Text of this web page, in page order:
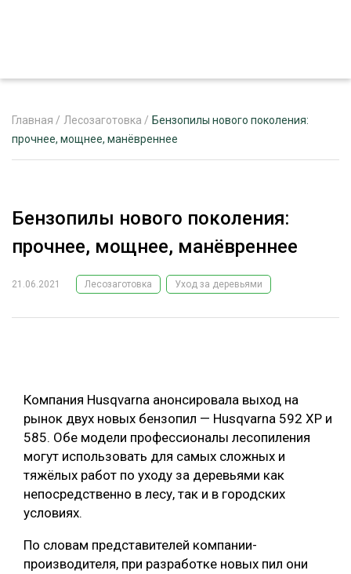
РЕКЛАМОДАТЕЛЯМ
ЛЕСНОЕ ХОЗЯЙСТВО
ЦИФРОВАЯ СРЕДА
БИОЭНЕРГЕТИКА
ЛЕСОВОССТАНОВЛЕНИЕ И ЗАЩИТА
ПРОИЗВОДСТВО ДРЕВЕСНЫХ ПЛИТ
ЦБП
РУБРИКИ
ТЕМАТИЧЕСКИЕ ПРОЕКТЫ
ПОДБОРКИ СТАТЕЙ
Главная / Лесозаготовка / Бензопилы нового поколения:
прочнее, мощнее, манёвреннее
Бензопилы нового поколения:
прочнее, мощнее, манёвреннее
21.06.2021 Лесозаготовка Уход за деревьями
Компания Husqvarna анонсировала выход на
рынок двух новых бензопил — Husqvarna 592 XP и
585. Обе модели профессионалы лесопиления
могут использовать для самых сложных и
тяжёлых работ по уходу за деревьями как
непосредственно в лесу, так и в городских
условиях.
По словам представителей компании-
производителя, при разработке новых пил они